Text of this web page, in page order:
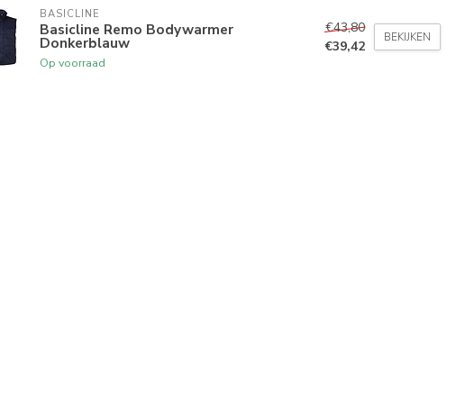
BASICLINE
Basicline Remo Bodywarmer
Donkerblauw
Op voorraad
€43,80
€39,42
BEKIJKEN